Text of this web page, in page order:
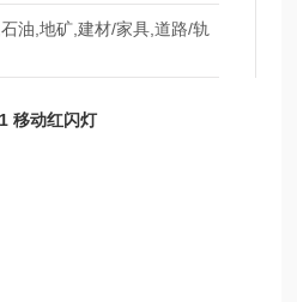
油,地矿,建材/家具,道路/轨
移动红闪灯